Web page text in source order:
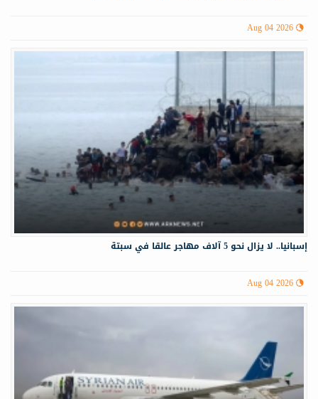
Aug 04 2026
إسبانيا.. لا يزال نحو 5 آلاف مهاجر عالقا في سبتة
Aug 04 2026